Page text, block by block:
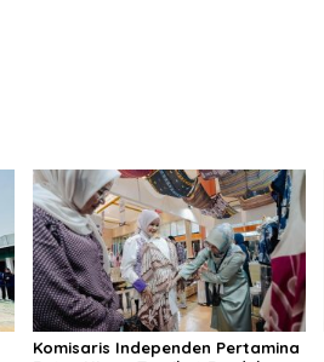
Komisaris Independen Pertamina